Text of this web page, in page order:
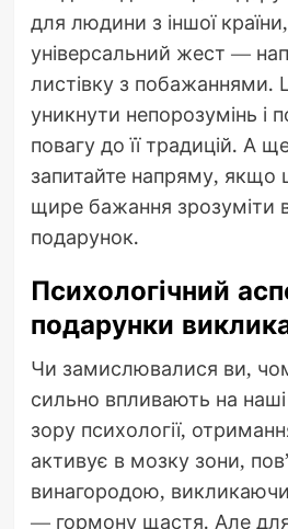
для людини з іншої
універсальний жест —
листівку з
уникнути непорозумінь і
повагу до її традицій. А
запитайте напряму, якщо
щире бажання зрозуміти
подарунок.
Психологічний
подарунки
Чи замислювалися ви,
сильно впливають на наші
зору психології,
активує в мозку зони,
винагородою,
— гормону щастя. Але